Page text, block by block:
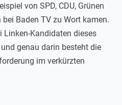
von SPD, CDU, Grünen
Baden TV zu Wort kamen.
Linken-Kandidaten dieses
genau darin besteht die
im verkürzten